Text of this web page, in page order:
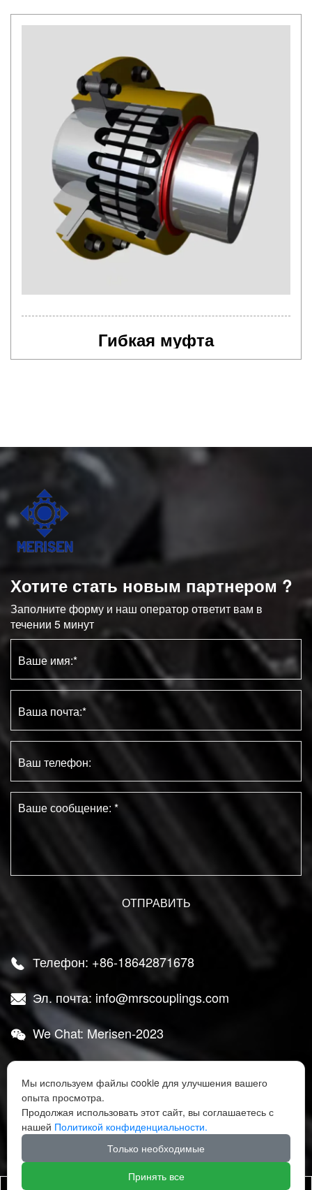
Гибкая муфта
Хотите стать новым партнером ?
Заполните форму и наш оператор ответит вам в
течении 5 минут
 Телефон: +86-18642871678
 Эл. почта: info@mrscouplings.com
 We Chat: Merisen-2023
провинция Ляонин
   
Мы используем файлы cookie для улучшения вашего
опыта просмотра.
Продолжая использовать этот сайт, вы соглашаетесь с
нашей Политикой конфиденциальности.
Только необходимые
Принять все